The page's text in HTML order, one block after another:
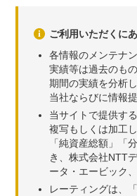
ご利用いただくに
各情報のメンテナ
実績等は過去のも
期間の実績を分析
当社ならびに情報
当サイトで提供す
複写もしくは加工
「純資産総額」「
き、株式会社NTT
ータ・エービック
レーティングは、